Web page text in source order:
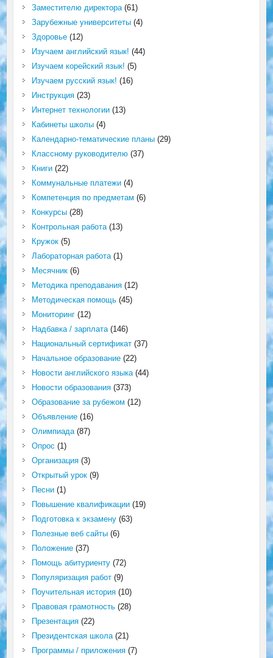
Заместителю директора(61)
Зарубежные университеты(4)
Здоровье(12)
Изучаем английский язык! (44)
Изучаем корейский язык! (5)
Изучаем русский язык! (16)
Инструкция(23)
Интернет технологии(13)
Кабинеты школы(4)
Календарно-тематические планы(29)
Классному руководителю(37)
Книги(22)
Коммунальные платежи(4)
Компетенция по предметам (6)
Конкурсы(28)
Контрольная работа(13)
Кружок(5)
Лабораторная работа(1)
Месячник(6)
Методика преподавания(12)
Методическая помощь(45)
Мониторинг(12)
Надбавка / зарплата(146)
Национальный сертификат(37)
Начальное образование(22)
Новости английского языка(44)
Новости образования(373)
Образование за рубежом (12)
Объявление(16)
Олимпиада(87)
Опрос (1)
Организация(3)
Открытый урок(9)
Песни(1)
Повышение квалификации(19)
Подготовка к экзамену(63)
Полезные веб сайты(6)
Положение(37)
Помощь абитуриенту(72)
Популяризация работ(9)
Поучительная история(10)
Правовая грамотность(28)
Презентация(22)
Президентская школа(21)
Программы / приложения(7)